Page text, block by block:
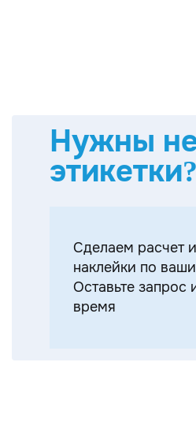
Нужны
этикетки?
Cделаем расчет
наклейки по
Оставьте запрос
время